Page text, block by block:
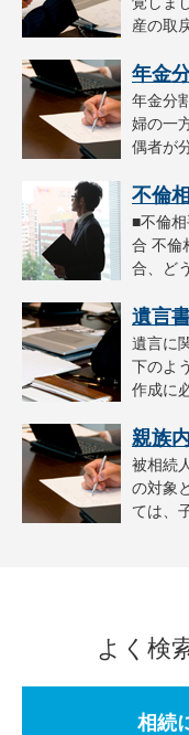
産の取
年金
年金分
婦の一
偶者が
不倫
■不倫
合 不倫
合、ど
遺言
遺言に
下のよ
作成に
親族
被相続
の対象
ては、
よく検
相続